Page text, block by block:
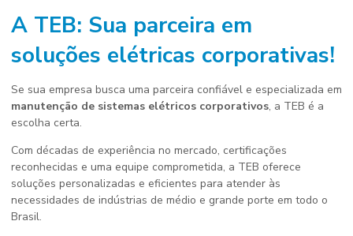
A TEB: Sua parceira em
soluções elétricas corporativas!
Se sua empresa busca uma parceira confiável e especializada em
manutenção de sistemas elétricos corporativos, a TEB é a
escolha certa.
Com décadas de experiência no mercado, certificações
reconhecidas e uma equipe comprometida, a TEB oferece
soluções personalizadas e eficientes para atender às
necessidades de indústrias de médio e grande porte em todo o
Brasil.